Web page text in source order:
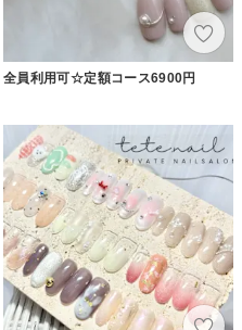
全員利用可☆定額コース6900円